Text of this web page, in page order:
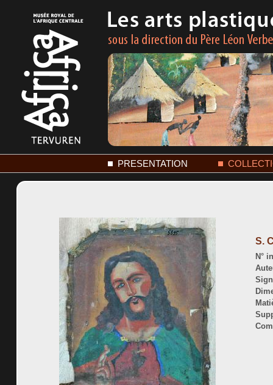
PRESENTATION
S.
N°